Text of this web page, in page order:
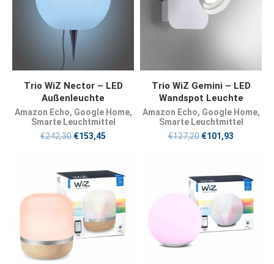
JETZT KAUFEN
Trio WiZ Nector – LED
Außenleuchte
Amazon Echo, Google Home,
Smarte Leuchtmittel
€242,30 €153,45
JETZT KAUFEN
Trio WiZ Gemini – LED
Wandspot Leuchte
Amazon Echo, Google Home,
Smarte Leuchtmittel
€127,20 €101,93